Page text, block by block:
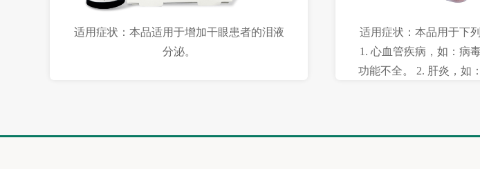
适用症状：本品适用于增加干眼患者的泪液
分泌。
适用症状：本品用于下
1. 心血管疾病，如：病
功能不全。 2. 肝炎，如